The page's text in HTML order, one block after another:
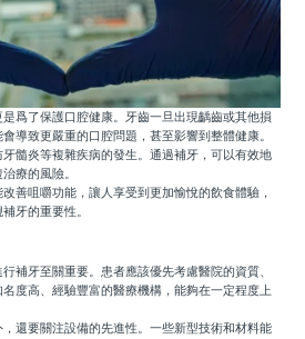
了保護口腔健康。牙齒一旦出現齲齒或其他損
導致更嚴重的口腔問題，甚至影響到整體健康。
炎等複雜疾病的發生。通過補牙，可以有效地
療的風險。
咀嚼功能，讓人享受到更加愉悅的飲食體驗，
牙的重要性。
牙至關重要。患者應該優先考慮醫院的資質、
度高、經驗豐富的醫療機構，能夠在一定程度上
要關注設備的先進性。一些新型技術和材料能